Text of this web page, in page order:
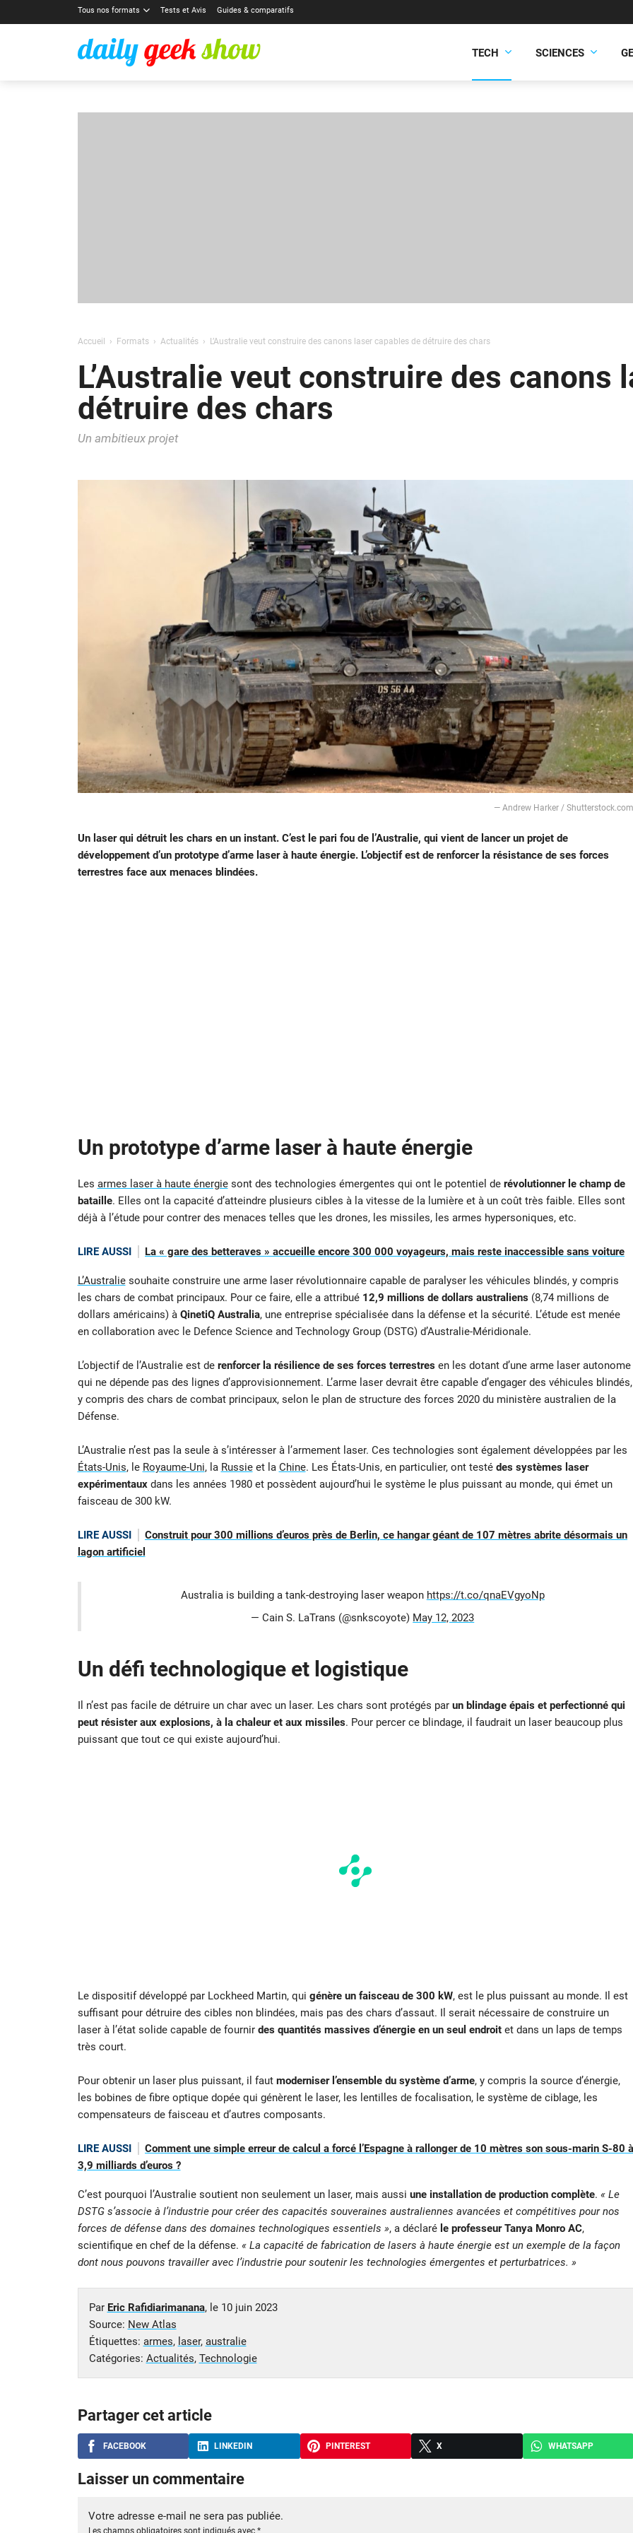
Tous nos formats Tests et Avis Guides & comparatifs
TECH SCIENCES
Accueil Formats Actualités L’Australie veut construire des canons laser capables de détruire des chars
L’Australie veut construire des canons
détruire des chars
Un ambitieux projet
― Andrew Harker / Shutterstock.com
Un laser qui détruit les chars en un instant. C’est le pari fou de l’Australie, qui vient de lancer un projet de
développement d’un prototype d’arme laser à haute énergie. L’objectif est de renforcer la résistance de ses forces
terrestres face aux menaces blindées.
Un prototype d’arme laser à haute énergie
Les armes laser à haute énergiesont des technologies émergentes qui ont le potentiel de révolutionner le champ de
bataille. Elles ont la capacité d’atteindre plusieurs cibles à la vitesse de la lumière et à un coût très faible. Elles sont
déjà à l’étude pour contrer des menaces telles que les drones, les missiles, les armes hypersoniques, etc.
LIRE AUSSI La « gare des betteraves » accueille encore 300 000 voyageurs, mais reste inaccessible sans voiture
L’Australiesouhaite construire une arme laser révolutionnaire capable de paralyser les véhicules blindés, y compris
les chars de combat principaux. Pour ce faire, elle a attribué 12,9 millions de dollars australiens(8,74 millions de
dollars américains) à QinetiQ Australia, une entreprise spécialisée dans la défense et la sécurité. L’étude est menée
en collaboration avec le Defence Science and Technology Group (DSTG) d’Australie-Méridionale.
L’objectif de l’Australie est de renforcer la résilience de ses forces terrestresen les dotant d’une arme laser autonome
qui ne dépende pas des lignes d’approvisionnement. L’arme laser devrait être capable d’engager des véhicules blindés,
y compris des chars de combat principaux, selon le plan de structure des forces 2020 du ministère australien de la
Défense.
L’Australie n’est pas la seule à s’intéresser à l’armement laser. Ces technologies sont également développées par les
États-Unis, le Royaume-Uni, la Russieet la Chine. Les États-Unis, en particulier, ont testé des systèmes laser
expérimentauxdans les années 1980 et possèdent aujourd’hui le système le plus puissant au monde, qui émet un
faisceau de 300 kW.
LIRE AUSSI
Construit pour 300 millions d’euros près de Berlin, ce hangar géant de 107 mètres abrite désormais un
lagon artificiel
Australia is building a tank-destroying laser weapon https://t.co/qnaEVgyoNp
— Cain S. LaTrans (@snkscoyote) May 12, 2023
Un défi technologique et logistique
Il n’est pas facile de détruire un char avec un laser. Les chars sont protégés par un blindage épais et perfectionné qui
peut résister aux explosions, à la chaleur et aux missiles. Pour percer ce blindage, il faudrait un laser beaucoup plus
puissant que tout ce qui existe aujourd’hui.
Le dispositif développé par Lockheed Martin, qui génère un faisceau de 300 kW, est le plus puissant au monde. Il est
suffisant pour détruire des cibles non blindées, mais pas des chars d’assaut. Il serait nécessaire de construire un
laser à l’état solide capable de fournir des quantités massives d’énergie en un seul endroitet dans un laps de temps
très court.
Pour obtenir un laser plus puissant, il faut moderniser l’ensemble du système d’arme, y compris la source d’énergie,
les bobines de fibre optique dopée qui génèrent le laser, les lentilles de focalisation, le système de ciblage, les
compensateurs de faisceau et d’autres composants.
LIRE AUSSI
Comment une simple erreur de calcul a forcé l’Espagne à rallonger de 10 mètres son sous-marin S-80 à
3,9 milliards d’euros ?
C’est pourquoi l’Australie soutient non seulement un laser, mais aussi une installation de production complète. « Le
DSTG s’associe à l’industrie pour créer des capacités souveraines australiennes avancées et compétitives pour nos
forces de défense dans des domaines technologiques essentiels », a déclaré le professeur Tanya Monro AC,
scientifique en chef de la défense. « La capacité de fabrication de lasers à haute énergie est un exemple de la façon
dont nous pouvons travailler avec l’industrie pour soutenir les technologies émergentes et perturbatrices. »
Par Eric Rafidiarimanana, le 10 juin 2023
Source: New Atlas
Étiquettes: armes, laser, australie
Catégories: Actualités, Technologie
Partager cet article
FACEBOOK LINKEDIN PINTEREST X WHATSAPP
Laisser un commentaire
Votre adresse e-mail ne sera pas publiée.
Les champs obligatoires sont indiqués avec *